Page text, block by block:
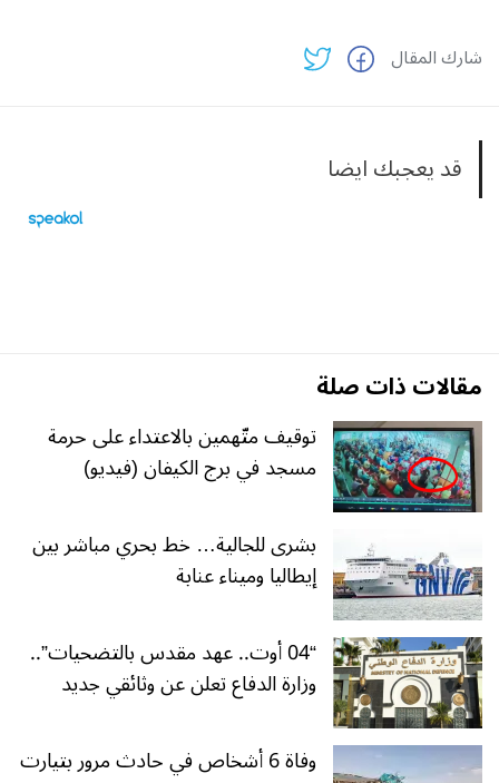
شارك المقال
قد يعجبك ايضا
مقالات ذات صلة
توقيف متّهمين بالاعتداء على حرمة
مسجد في برج الكيفان (فيديو)
بشرى للجالية… خط بحري مباشر بين
إيطاليا وميناء عنابة
“04 أوت.. عهد مقدس بالتضحيات”..
وزارة الدفاع تعلن عن وثائقي جديد
وفاة 6 أشخاص في حادث مرور بتيارت